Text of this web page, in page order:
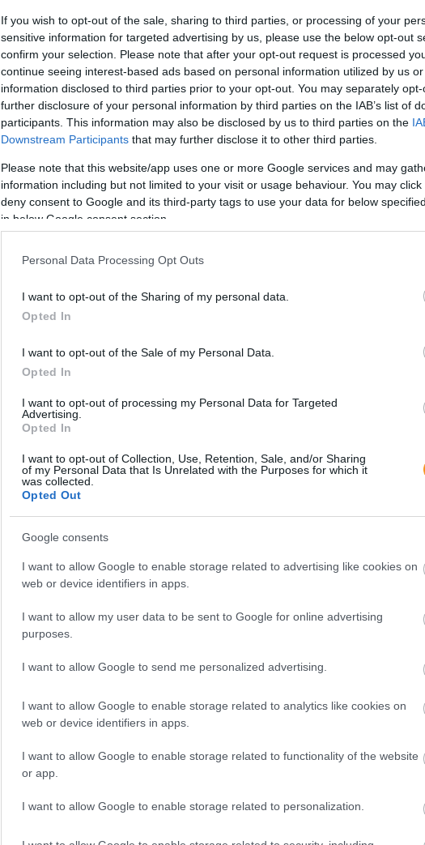
If you wish to opt-out of the sale, sharing to third parties, or processing of your
sensitive information for targeted advertising by us, please use the below opt-out
confirm your selection. Please note that after your opt-out request is processed
continue seeing interest-based ads based on personal information utilized by us
information disclosed to third parties prior to your opt-out. You may separately
further disclosure of your personal information by third parties on the IAB’s list of
participants. This information may also be disclosed by us to third parties on the
Downstream Participants that may further disclose it to other third parties.
Please note that this website/app uses one or more Google services and may
information including but not limited to your visit or usage behaviour. You may
deny consent to Google and its third-party tags to use your data for below
in below Google consent section.
Personal Data Processing Opt Outs
I want to opt-out of the Sharing of my personal data.
Opted In
I want to opt-out of the Sale of my Personal Data.
Opted In
I want to opt-out of processing my Personal Data for Targeted
Advertising.
Opted In
I want to opt-out of Collection, Use, Retention, Sale, and/or Sharing
of my Personal Data that Is Unrelated with the Purposes for which it
was collected.
Opted Out
Google consents
I want to allow Google to enable storage related to advertising like cookies on
web or device identifiers in apps.
I want to allow my user data to be sent to Google for online advertising
purposes.
I want to allow Google to send me personalized advertising.
I want to allow Google to enable storage related to analytics like cookies on
web or device identifiers in apps.
I want to allow Google to enable storage related to functionality of the website
or app.
I want to allow Google to enable storage related to personalization.
A